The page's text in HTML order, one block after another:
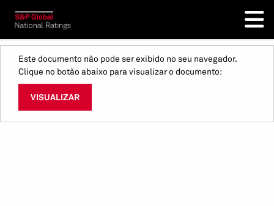
Este documento não pode ser exibido no seu navegador.
Clique no botão abaixo para visualizar o documento:
VISUALIZAR